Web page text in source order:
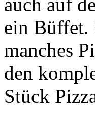
ein Büffet.
manches
den
Stück